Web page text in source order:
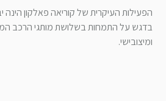
הפעילות העיקרית של קוריאה פאלקון הינה
בדגש על התמחות בשלושת מותגי הרכב
ומיצובישי.